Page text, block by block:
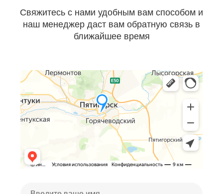
Свяжитесь с нами удобным вам способом и
наш менеджер даст вам обратную связь в
ближайшее время